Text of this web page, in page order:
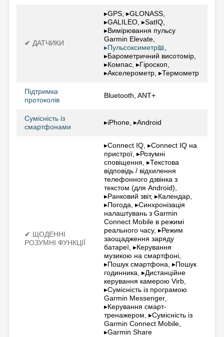
✔ ДАТЧИКИ
▸GPS, ▸GLONASS,
▸GALILEO, ▸SatIQ,
▸Вимірювання пульсу
Garmin Elevate,
▸Пульсоксиметр📖,
▸Барометричний висотомір,
▸Компас, ▸Гіроскоп,
▸Акселерометр, ▸Термометр
Підтримка
протоколів
Bluetooth, ANT+
Сумісність із
смартфонами
▸iPhone, ▸Android
✔ ЩОДЕННІ
РОЗУМНІ ФУНКЦІЇ
▸Connect IQ, ▸Connect IQ на
пристрої, ▸Розумні
сповіщення, ▸Текстова
відповідь / відхилення
телефонного дзвінка з
текстом (для Android),
▸Ранковий звіт, ▸Календар,
▸Погода, ▸Синхронізація
налаштувань з Garmin
Connect Mobile в режимі
реального часу, ▸Режим
заощадження заряду
батареї, ▸Керування
музикою на смартфоні,
▸Пошук смартфона, ▸Пошук
годинника, ▸Дистанційне
керування камерою Virb,
▸Сумісність із програмою
Garmin Messenger,
▸Керування смарт-
тренажером, ▸Сумісність із
Garmin Connect Mobile,
▸Garmin Share